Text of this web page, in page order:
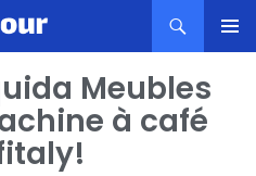
Meubles
à café